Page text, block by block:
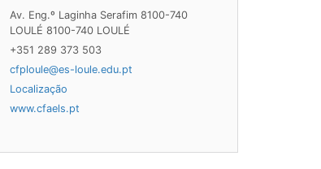
Av. Eng.º Laginha Serafim 8100-740
LOULÉ 8100-740 LOULÉ
+351 289 373 503
cfploule@es-loule.edu.pt
Localização
www.cfaels.pt